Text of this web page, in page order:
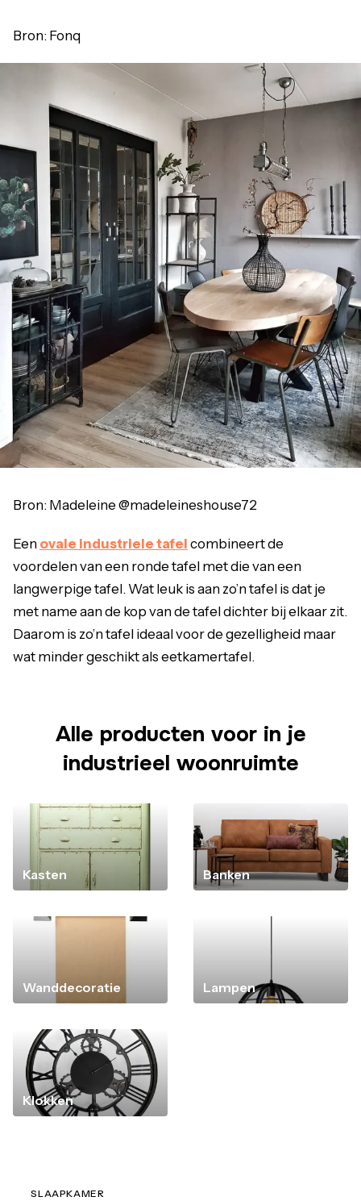
Bron: Fonq
Bron: Madeleine @madeleineshouse72
Een ovale industriele tafel combineert de
voordelen van een ronde tafel met die van een
langwerpige tafel. Wat leuk is aan zo’n tafel is dat je
met name aan de kop van de tafel dichter bij elkaar zit.
Daarom is zo’n tafel ideaal voor de gezelligheid maar
wat minder geschikt als eetkamertafel.
Alle producten voor in je
industrieel woonruimte
Kasten Banken
Wanddecoratie Lampen
Klokken
SLAAPKAMER